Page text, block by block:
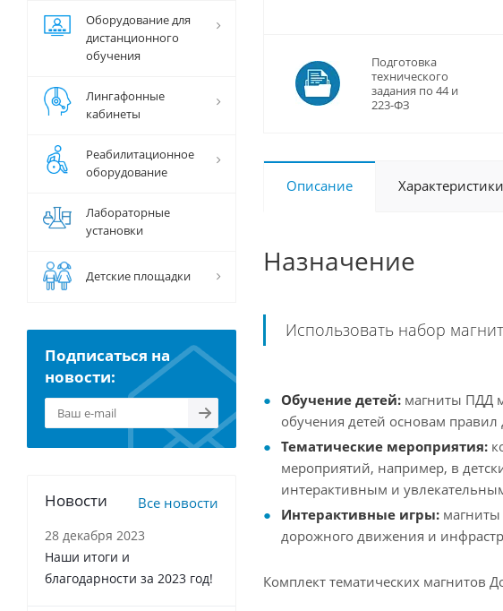
Подготовка
технического
задания по 44 и
223-ФЗ
Описание Характеристики
Назначение
Использовать набор
Обучение детей: магниты ПДД
обучения детей основам
Тематические мероприятия:
мероприятий, например, в
интерактивным и
Интерактивные игры:
дорожного движения и
Комплект тематических магнитов
Оборудование для
дистанционного
обучения
Лингафонные
кабинеты
Реабилитационное
оборудование
Лабораторные
установки
Детские площадки
Подписаться на
новости:
Новости Все новости
28 декабря 2023
Наши итоги и
благодарности за 2023 год!